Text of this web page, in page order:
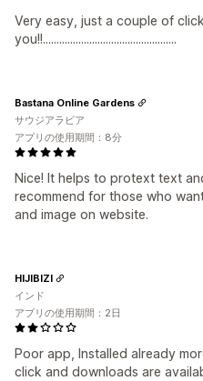
Very easy, just a couple of
you!!.................................................
Nice! It helps to protext text
recommend for those who
and image on website.
Bastana Online Gardens
サウジアラビア
アプリの使用期間：8分
Poor app, Installed already
click and downloads are
HIJIBIZI
インド
アプリの使用期間：2日